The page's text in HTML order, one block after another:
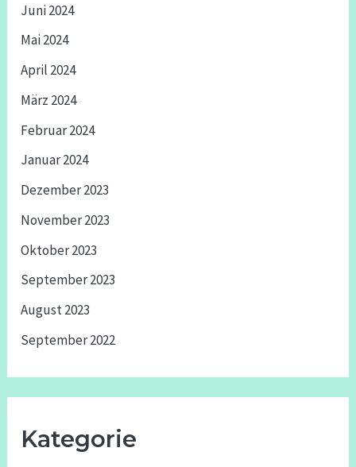
Juni 2024
Mai 2024
April 2024
März 2024
Februar 2024
Januar 2024
Dezember 2023
November 2023
Oktober 2023
September 2023
August 2023
September 2022
Kategorie